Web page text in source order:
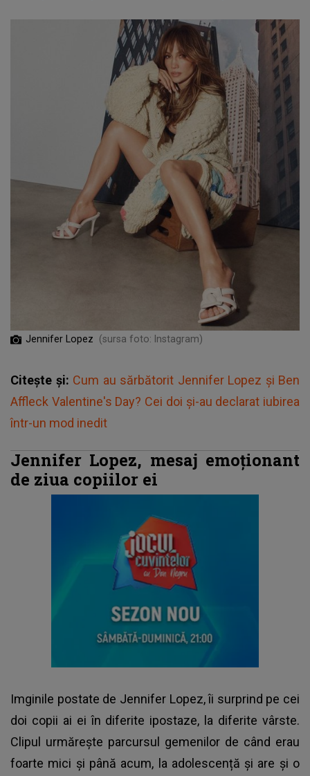
Jennifer Lopez (sursa foto: Instagram)
Citește și: Cum au sărbătorit Jennifer Lopez și Ben
Affleck Valentine's Day? Cei doi și-au declarat iubirea
într-un mod inedit
Jennifer Lopez, mesaj emoționant
de ziua copiilor ei
Imginile postate de Jennifer Lopez, îi surprind pe cei
doi copii ai ei în diferite ipostaze, la diferite vârste.
Clipul urmărește parcursul gemenilor de când erau
foarte mici și până acum, la adolescență și are și o